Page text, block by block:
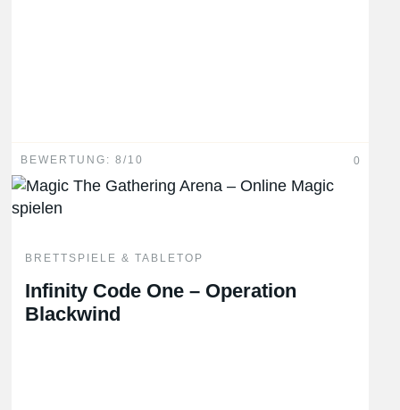
BEWERTUNG: 8/10 0
BRETTSPIELE & TABLETOP
Infinity Code One – Operation
Blackwind